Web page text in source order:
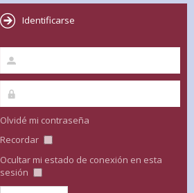
Identificarse
Olvidé mi contraseña
Recordar
Ocultar mi estado de conexión en esta
sesión